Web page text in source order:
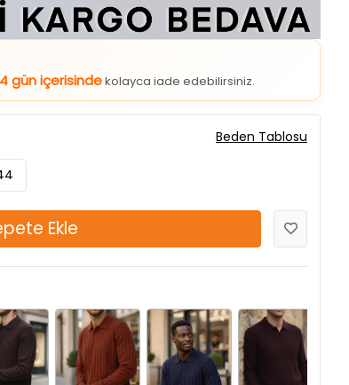
gün içerisindekolayca iade edebilirsiniz.
Ekle